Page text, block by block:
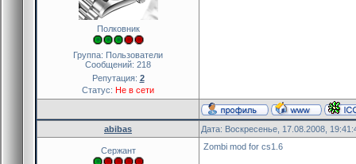
Полковник
Группа: Пользователи
Сообщений: 218
Репутация: 2
Статус: Не в сети
abibas Дата: Воскресенье, 17.08.2008,
Сержант Zombi mod for cs1.6